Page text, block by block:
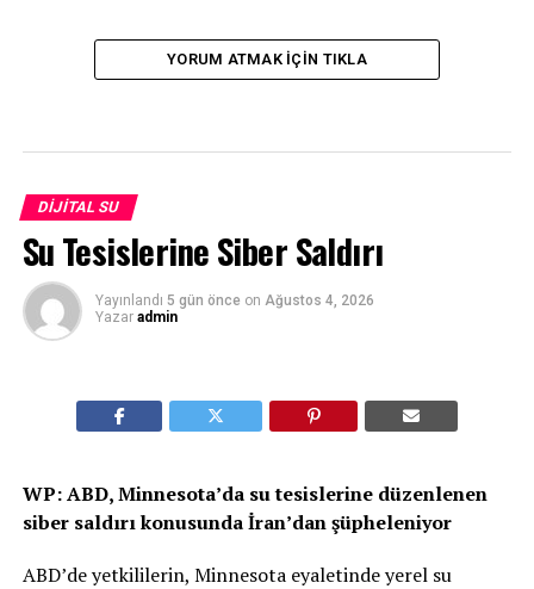
YORUM ATMAK IÇIN TIKLA
DIJITAL SU
Su Tesislerine Siber Saldırı
Yayınlandı 5 gün önce on Ağustos 4, 2026
Yazar admin
WP: ABD, Minnesota’da su tesislerine düzenlenen
siber saldırı konusunda İran’dan şüpheleniyor
ABD’de yetkililerin, Minnesota eyaletinde yerel su